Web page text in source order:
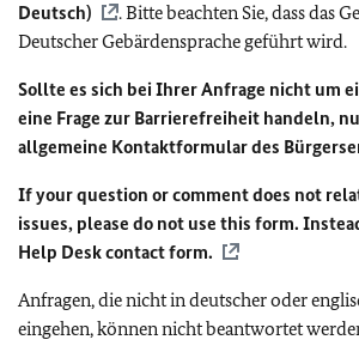
Deutsch)
. Bitte beachten Sie, dass das
Deutscher Gebärdensprache geführt wird.
Sollte es sich bei Ihrer Anfrage nicht um
eine Frage zur Barrierefreiheit handeln,
allgemeine Kontaktformular des
If your question or comment does not
issues, please do not use this form.
Help Desk contact form.
Anfragen, die nicht in deutscher oder
eingehen, können nicht beantwortet